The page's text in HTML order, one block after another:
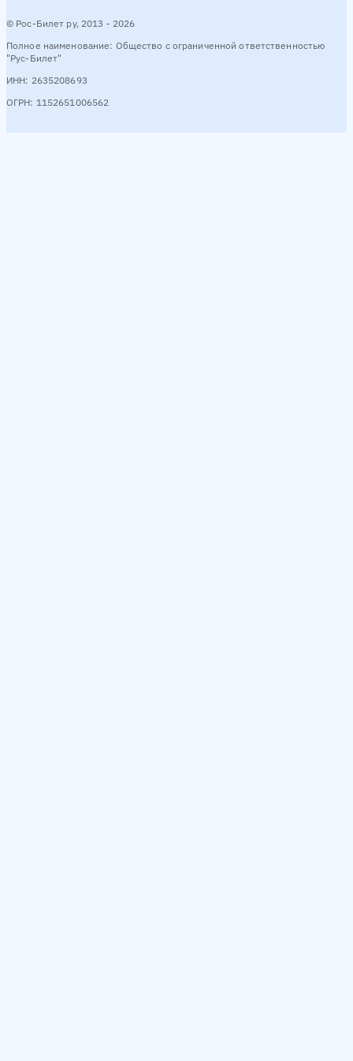
Бердянск → Ростов-на-Дону38 рейсов в день
Утро 07:00
© Рос-Билет ру, 2013 - 2026
Полное наименование: Общество с ограниченной ответственностью
"Рус-Билет"
ИНН: 2635208693
ОГРН: 1152651006562